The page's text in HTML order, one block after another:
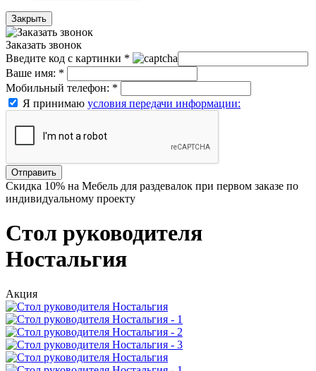
Закрыть
Заказать звонок
Введите код с картинки *
Ваше имя: *
Мобильный телефон: *
Я принимаю условия передачи информации:
Отправить
Скидка 10% на Мебель для раздевалок при первом заказе по
индивидуальному проекту
Стол руководителя
Ностальгия
Акция